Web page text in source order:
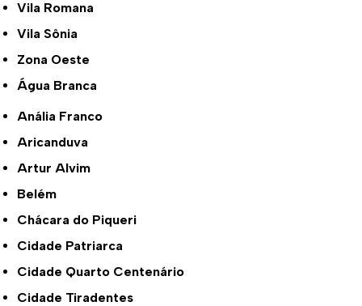
Vila Romana
Vila Sônia
Zona Oeste
Água Branca
Anália Franco
Aricanduva
Artur Alvim
Belém
Chácara do Piqueri
Cidade Patriarca
Cidade Quarto Centenário
Cidade Tiradentes